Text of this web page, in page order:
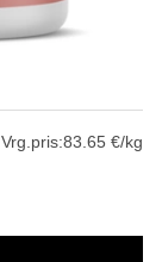
Vrg.pris:83.65 €/kg